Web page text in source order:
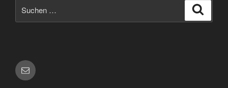
nach:
E-
Mail